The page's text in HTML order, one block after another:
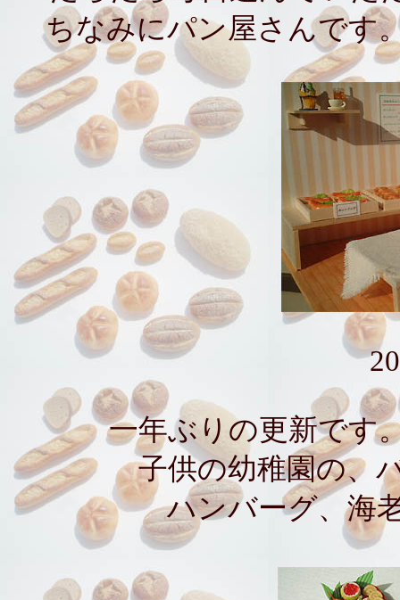
ちなみにパン屋さんです
一年ぶりの更新です
子供の幼稚園の、
ハンバーグ、海